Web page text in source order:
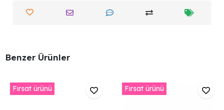
Benzer Ürünler
Fırsat ürünü Fırsat ürünü